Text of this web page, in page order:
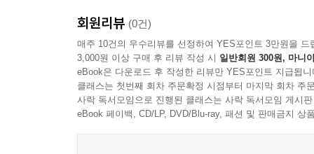
회원리뷰 (0건)
매주 10건의 우수리뷰를 선정하여 YES포인트 3만원을 드
3,000원 이상 구매 후 리뷰 작성 시 일반회원 300원, 마니
eBook은 다운로드 후 작성한 리뷰만 YES포인트 지급됩니
클래스는 첫번째 회차 주문확정 시점부터 마지막 회차 주
사락 독서모임으로 진행된 클래스는 사락 독서모임 게시
eBook 페이백, CD/LP, DVD/Blu-ray, 패션 및 판매금지 상